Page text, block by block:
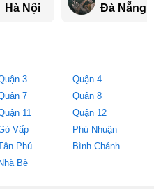
Hà Nội Đà Nẵng
3
Quận 4
7
Quận 8
11
Quận 12
Vấp
Phú Nhuận
Tân Phú
Bình Chánh
Nhà Bè